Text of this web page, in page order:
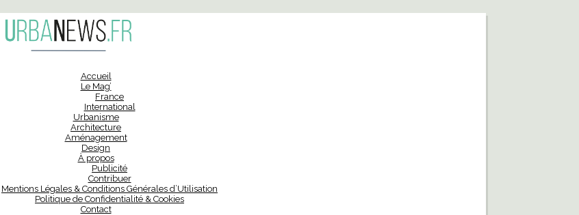
Accueil
Le Mag’
France
International
Urbanisme
Architecture
Aménagement
Design
À propos
Publicité
Contribuer
Mentions Légales & Conditions Générales d’Utilisation
Politique de Confidentialité & Cookies
Contact